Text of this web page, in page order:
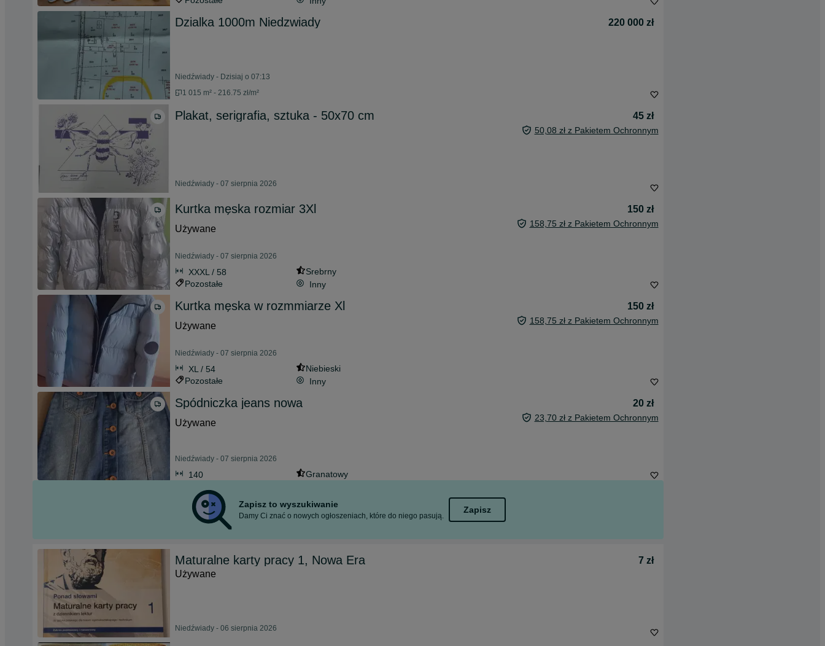
Dzialka 1000m Niedzwiady 220 000 zł
Niedźwiady - Dzisiaj o 07:13
1 015 m² - 216.75 zł/m²
Plakat, serigrafia, sztuka - 50x70 cm 45 zł
50,08 zł z Pakietem Ochronnym
Niedźwiady - 07 sierpnia 2026
Kurtka męska rozmiar 3Xl
150 zł
Używane
158,75 zł z Pakietem Ochronnym
Niedźwiady - 07 sierpnia 2026
XXXL / 58
Srebrny
Pozostałe
Inny
Kurtka męska w rozmmiarze Xl
150 zł
Używane
158,75 zł z Pakietem Ochronnym
Niedźwiady - 07 sierpnia 2026
XL / 54
Niebieski
Pozostałe
Inny
Spódniczka jeans nowa
20 zł
Używane
23,70 zł z Pakietem Ochronnym
Niedźwiady - 07 sierpnia 2026
140 Granatowy
Zapisz to wyszukiwanie
Damy Ci znać o nowych ogłoszeniach, które do niego pasują.
Zapisz
Maturalne karty pracy 1, Nowa Era
7 zł
Używane
Niedźwiady - 06 sierpnia 2026